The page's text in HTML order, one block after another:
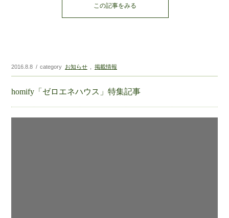
この記事をみる
2016.8.8 category お知らせ 掲載情報
homify「ゼロエネハウス」特集記事